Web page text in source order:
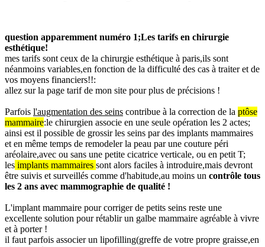
question apparemment numéro 1;Les tarifs en chirurgie
esthétique!
mes tarifs sont ceux de la chirurgie esthétique à paris,ils sont
néanmoins variables,en fonction de la difficulté des cas à traiter et de
vos moyens financiers!!:
allez sur la page tarif de mon site pour plus de précisions !
Parfois l'augmentation des seins contribue à la correction de la ptôse
mammaire:le chirurgien associe en une seule opération les 2 actes;
ainsi est il possible de grossir les seins par des implants mammaires
et en même temps de remodeler la peau par une couture péri
aréolaire,avec ou sans une petite cicatrice verticale, ou en petit T;
les implants mammaires sont alors faciles à introduire,mais devront
être suivis et surveillés comme d'habitude,au moins un contrôle tous
les 2 ans avec mammographie de qualité !
L'implant mammaire pour corriger de petits seins reste une
excellente solution pour rétablir un galbe mammaire agréable à vivre
et à porter !
il faut parfois associer un lipofilling(greffe de votre propre graisse,en